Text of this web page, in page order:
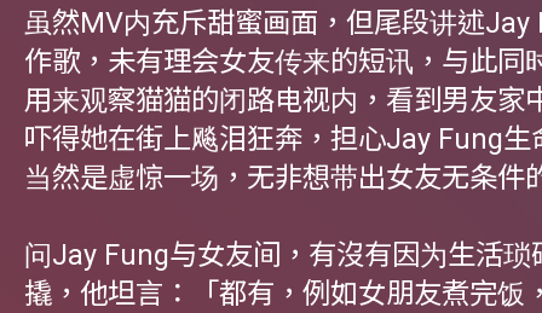
虽然MV内充斥甜蜜画面，但尾段讲述Jay
作歌，未有理会女友传来的短讯，与此同
用来观察猫猫的闭路电视内，看到男友家
吓得她在街上飚泪狂奔，担心Jay Fung生
当然是虚惊一场，无非想带出女友无条件
问Jay Fung与女友间，有沒有因为生活琐
撬，他坦言：「都有，例如女朋友煮完饭